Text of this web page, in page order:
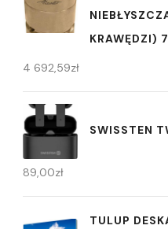
KRAWĘDZI)
4 692,59zł
SWISSTEN
89,00zł
TULUP